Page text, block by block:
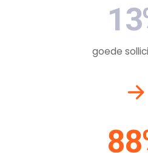
goede